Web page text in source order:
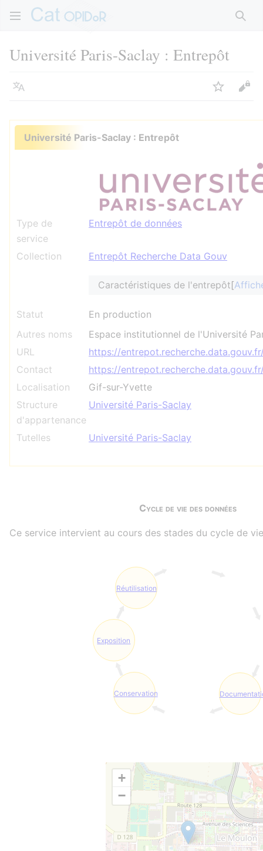
Université Paris-Saclay : Entrepôt
Langue Suivre
Université Paris-Saclay : Entrepôt
Type de
service
Entrepôt de données
Collection Entrepôt Recherche Data Gouv
Caractéristiques de l'entrepôt
Statut
En production
Autres noms
Espace institutionnel de l'Université
URL
https://
Contact
https://
Localisation
Gif-sur-Yvette
Structure
d'appartenance
Université Paris-Saclay
Tutelles Université Paris-Saclay
Cycle de vie des données
Ce service intervient au cours des stades du cycle de
Conservation
Exposition
Réutilisation
+
−